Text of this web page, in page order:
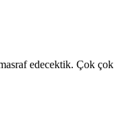
edecektik. Çok çok